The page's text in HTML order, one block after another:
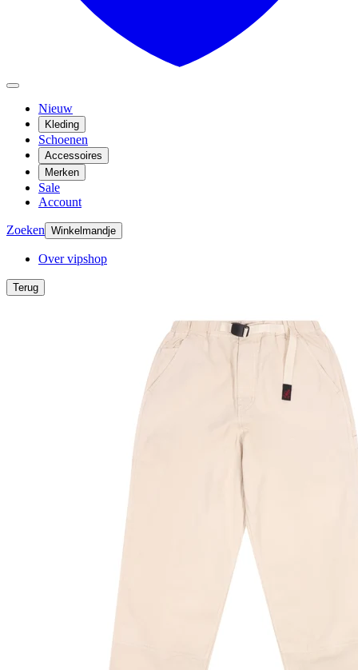
Nieuw
Kleding
Schoenen
Accessoires
Merken
Sale
Account
Zoeken Winkelmandje
Over vipshop
Terug